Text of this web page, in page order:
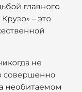
главного
– это
не
совершенно
необитаемом